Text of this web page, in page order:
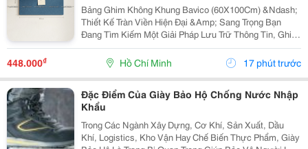
Bảng Ghim Không Khung Bavico (60X100Cm) &Ndash;
Thiết Kế Tràn Viền Hiện Đại &Amp; Sang Trọng Bạn
Đang Tìm Kiếm Một Giải Pháp Lưu Trữ Thông Tin, Ghi
Chú Công Việc Vừa Tiện Lợi Vừa Nâng Tầm Thẩm Mỹ
Cho Không Gian Sống Và Làm Việc? Bảng Ghim
Không...
448.000₫ Hồ Chí Minh 17 phút trước
Đặc Điểm Của Giày Bảo Hộ Chống Nước Nhập
Khẩu
Trong Các Ngành Xây Dựng, Cơ Khí, Sản Xuất, Dầu
Khí, Logistics, Kho Vận Hay Chế Biến Thực Phẩm, Giày